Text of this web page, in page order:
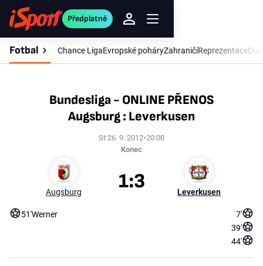
Předplatné
Fotbal Chance LigaEvropské poháryZahraničíReprezentace
Bundesliga - ONLINE PŘENOS
Augsburg : Leverkusen
St 26. 9. 2012 20:00
Konec
Augsburg Leverkusen
1:3
51'Werner
7'
39'
44'